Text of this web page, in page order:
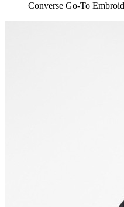
Converse Go-To